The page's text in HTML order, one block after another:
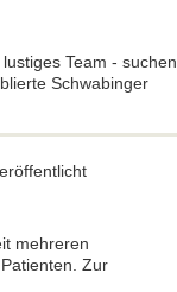
Team - suchen
Schwabinger
mehreren
Zur